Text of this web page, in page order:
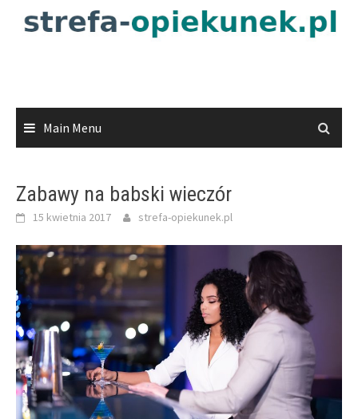
Main Menu
Zabawy na babski wieczór
15 kwietnia 2017 strefa-opiekunek.pl